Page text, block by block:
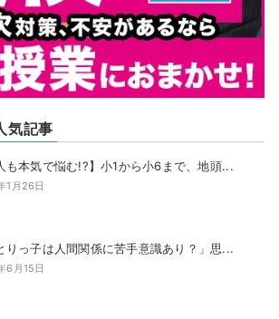
気記事
も本気で悩む!?】小1から小6まで、地頭...
1月26日
りっ子は人間関係に苦手意識あり？」思...
6月15日